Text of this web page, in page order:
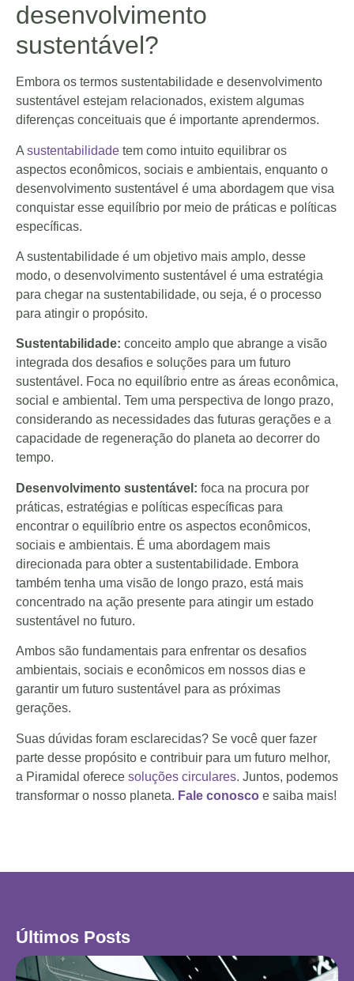
desenvolvimento
sustentável?
Embora os termos sustentabilidade e desenvolvimento
sustentável estejam relacionados, existem algumas
diferenças conceituais que é importante aprendermos.
A sustentabilidade tem como intuito equilibrar os
aspectos econômicos, sociais e ambientais, enquanto o
desenvolvimento sustentável é uma abordagem que visa
conquistar esse equilíbrio por meio de práticas e políticas
específicas.
A sustentabilidade é um objetivo mais amplo, desse
modo, o desenvolvimento sustentável é uma estratégia
para chegar na sustentabilidade, ou seja, é o processo
para atingir o propósito.
Sustentabilidade: conceito amplo que abrange a visão
integrada dos desafios e soluções para um futuro
sustentável. Foca no equilíbrio entre as áreas econômica,
social e ambiental. Tem uma perspectiva de longo prazo,
considerando as necessidades das futuras gerações e a
capacidade de regeneração do planeta ao decorrer do
tempo.
Desenvolvimento sustentável: foca na procura por
práticas, estratégias e políticas específicas para
encontrar o equilíbrio entre os aspectos econômicos,
sociais e ambientais. É uma abordagem mais
direcionada para obter a sustentabilidade. Embora
também tenha uma visão de longo prazo, está mais
concentrado na ação presente para atingir um estado
sustentável no futuro.
Ambos são fundamentais para enfrentar os desafios
ambientais, sociais e econômicos em nossos dias e
garantir um futuro sustentável para as próximas
gerações.
Suas dúvidas foram esclarecidas? Se você quer fazer
parte desse propósito e contribuir para um futuro melhor,
a Piramidal oferece soluções circulares. Juntos, podemos
transformar o nosso planeta. Fale conosco e saiba mais!
Últimos Posts